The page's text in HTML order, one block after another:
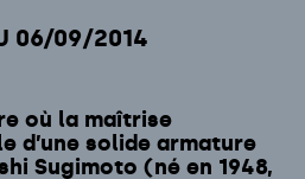
06/09/2014
où la maîtrise
d’une solide armature
Sugimoto (né en 1948,